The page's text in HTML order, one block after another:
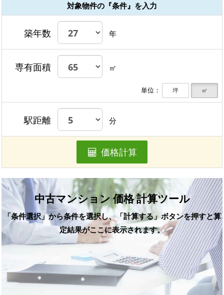
対象物件の『条件』を入力
築年数 年
専有面積 ㎡
単位： 坪 ㎡
駅距離 分
価格計算
中古マンション 価格 計算ツール
「条件選択」から条件を選択し、「計算する」ボタンを押すと算
定結果がここに表示されます。